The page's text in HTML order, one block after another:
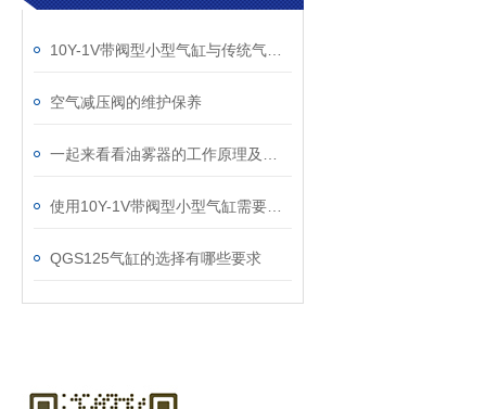
空气减压阀的维护保养
QGS125气缸的选择有哪些要求